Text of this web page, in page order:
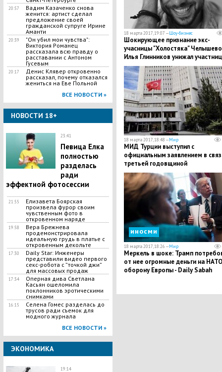
20:57
Вадим Казаченко снова
женится: артист сделал
предложение своей
гражданской супруге Ирине
Аманти
20:39
"Он убил мои чувства":
Виктория Романец
рассказала всю правду о
расставании с Антоном
Гусевым
20:17
Денис Клявер откровенно
рассказал, почему отказался
жениться на Еве Польной
ВСЕ НОВОСТИ »
НОВОСТИ 18+
23:41
Певица Елка
полностью
разделась
ради
эффектной фотосессии
21:55
Елизавета Боярская
произвела фурор своим
чувственным фото в
откровенном наряде
19:58
Вера Брежнева
продемонстрировала
идеальную грудь в платье с
откровенным декольте
17:30
Daily Star: Инженеры
представили видео первого
секс-робота с ”точкой джи”
для массовых продаж
17:34
Оперная дива Светлана
Касьян ошеломила
поклонников эротическими
снимками
16:15
Селена Гомес разделась до
трусов ради съемок для
модного журнала
ВСЕ НОВОСТИ »
ЭКОНОМИКА
19:14
18 марта 2017, 19:07 —Шоу-бизнес
Шокирующее признание экс-
учасницы "Холостяка"
Илья Глинников унижал участниц
проекта
18 марта 2017, 18:48 —Мир
МИД Турции выступил с
официальным заявлением в
третьей годовщиной
присоединения Крыма к России
иносми
18 марта 2017, 18:26 —Мир
Меркель в шоке: Трамп
от нее огромные деньги на
оборону Европы - Daily Sabah